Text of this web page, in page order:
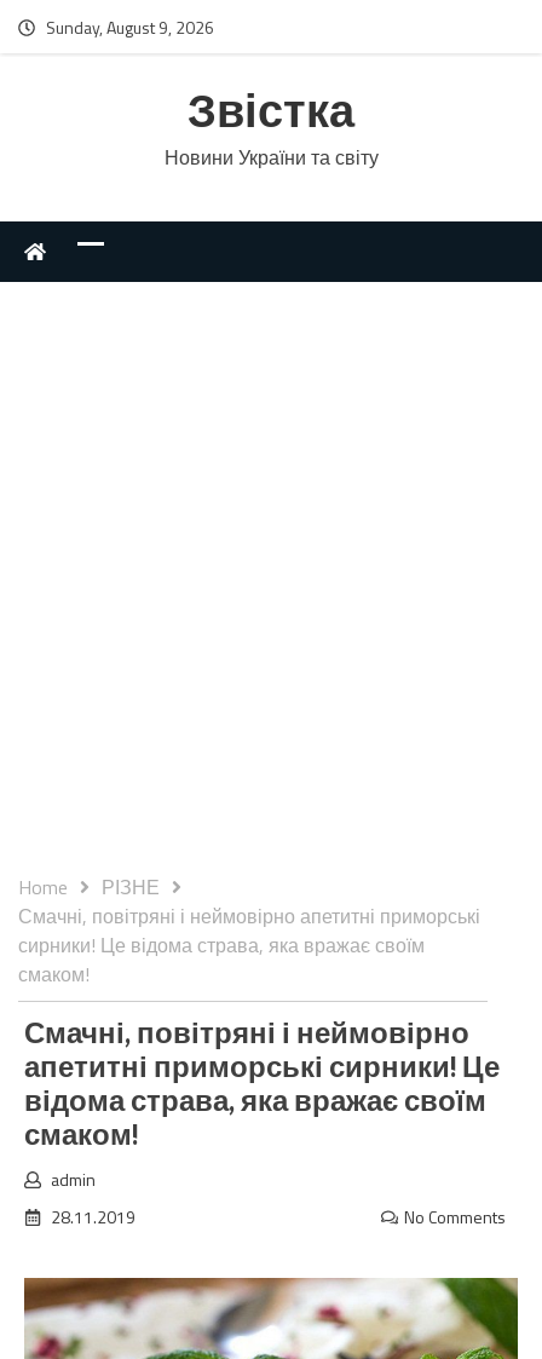
Sunday, August 9, 2026
Звістка
Новини України та світу
Home
РІЗНЕ
Смачні, повітряні і неймовірно апетитні приморські
сирники! Це відома страва, яка вражає своїм
смаком!
Смачні, повітряні і неймовірно
апетитні приморські сирники! Це
відома страва, яка вражає своїм
смаком!
admin
28.11.2019
No Comments